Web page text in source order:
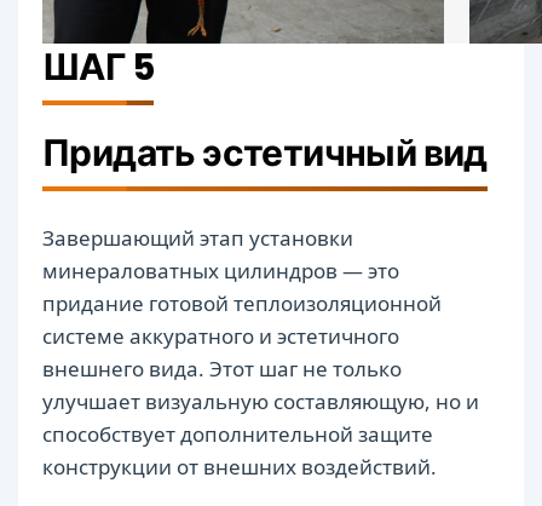
ШАГ 5
Придать эстетичный вид
Завершающий этап установки
минераловатных цилиндров — это
придание готовой теплоизоляционной
системе аккуратного и эстетичного
внешнего вида. Этот шаг не только
улучшает визуальную составляющую, но и
способствует дополнительной защите
конструкции от внешних воздействий.